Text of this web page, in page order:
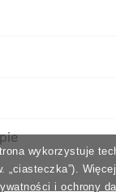
wykorzystuje
„ciasteczka”).
i ochrony